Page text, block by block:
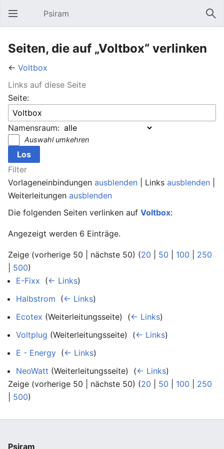
Hauptmenü öffnen Psiram
Seiten, die auf „Voltbox“ verlinken
← Voltbox
Links auf diese Seite
Seite:
Namensraum:
Auswahl umkehren
Filter
Vorlageneinbindungen ausblenden | Links ausblenden
Weiterleitungen ausblenden
Die folgenden Seiten verlinken auf Voltbox:
Angezeigt werden 6 Einträge.
Zeige (vorherige 50 | nächste 50) (20 50 100
250
500)
E-Fixx (← Links)
Halbstrom (← Links)
Ecotex (Weiterleitungsseite) ‎ (← Links)
Voltplug (Weiterleitungsseite) ‎ (← Links)
E - Energy (← Links)
NeoWatt (Weiterleitungsseite) ‎ (← Links)
Zeige (vorherige 50 | nächste 50) (20 50 100
250
500)
Psiram